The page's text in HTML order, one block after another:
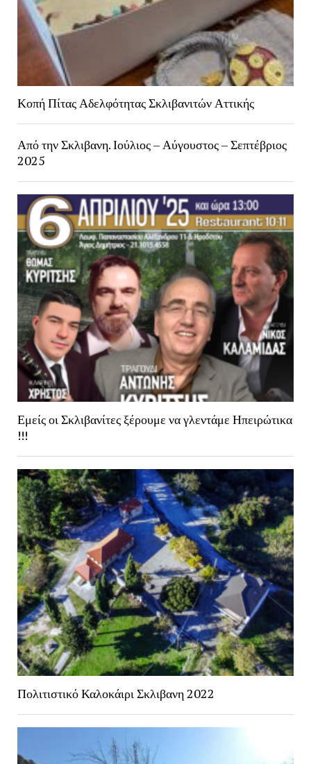
Κοπή Πίτας Αδελφότητας Σκλιβανιτών Αττικής
Από την Σκλιβανη. Ιούλιος – Αύγουστος – Σεπτέβριος
2025
Εμείς οι Σκλιβανίτες ξέρουμε να γλεντάμε Ηπειρώτικα
!!!
Πολιτιστικό Καλοκάιρι Σκλιβανη 2022